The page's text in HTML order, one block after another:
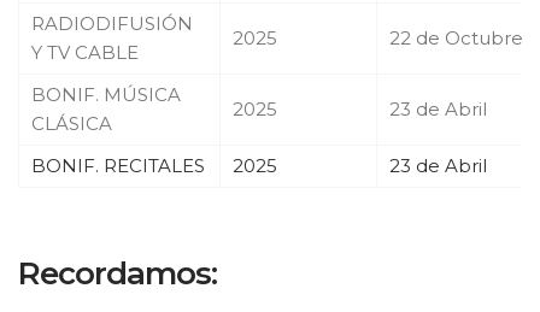
RADIODIFUSIÓN
Y TV CABLE
2025 22 de Octubre
BONIF. MÚSICA
CLÁSICA
2025 23 de Abril
BONIF. RECITALES 2025 23 de Abril
Recordamos: